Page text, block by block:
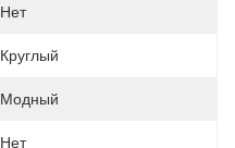
Нет
Круглый
Модный
Нет